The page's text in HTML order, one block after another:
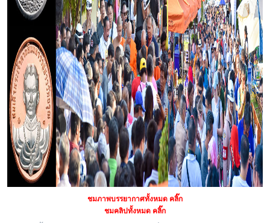
ชมภาพบรรยากาศทั้งหมด คลิ๊ก
ชมคลิปทั้งหมด คลิ๊ก